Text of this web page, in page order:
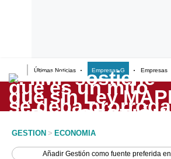
Últimas Noticias Empresas G Empresas
Lo último
Peru Quiosco
GESTION > ECONOMIA
AñadirGestión como fuente preferida en